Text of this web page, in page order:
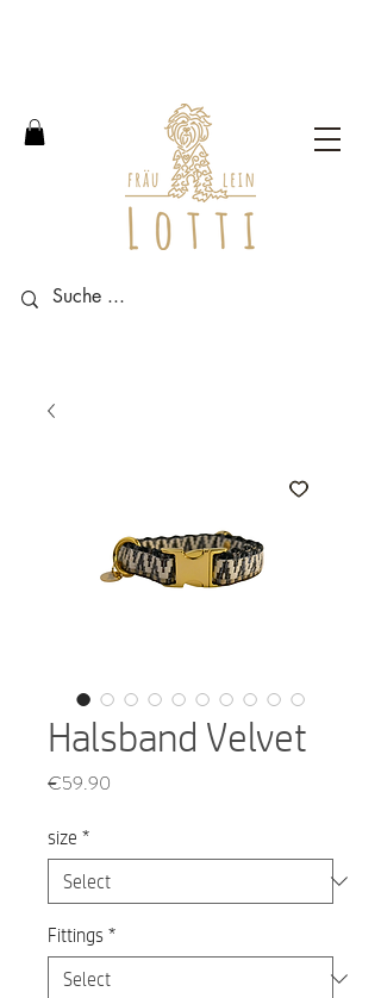
Halsband Velvet
€59.90
size *
Fittings *